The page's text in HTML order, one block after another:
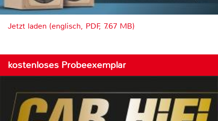
Jetzt laden (englisch, PDF, 7.67 MB)
kostenloses Probeexemplar